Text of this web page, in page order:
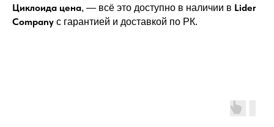
Циклоида цена, — всё это доступно в наличии в Lider
Company с гарантией и доставкой по РК.